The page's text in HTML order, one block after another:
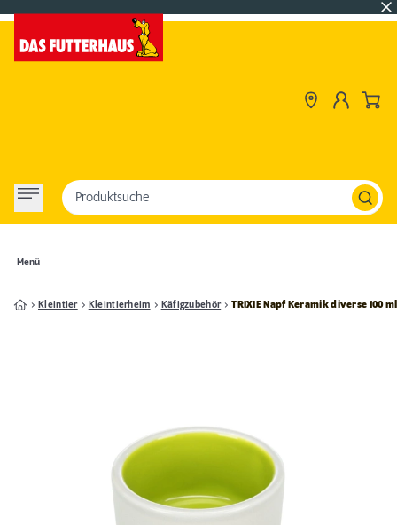
Menü
Produktsuche
Kleintier Kleintierheim Käfigzubehör TRIXIE Napf Keramik diverse 100 ml